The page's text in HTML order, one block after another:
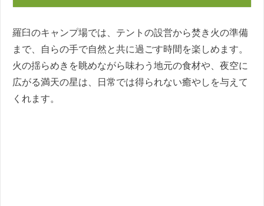
羅臼のキャンプ場では、テントの設営から焚き火の準備
まで、自らの手で自然と共に過ごす時間を楽しめます。
火の揺らめきを眺めながら味わう地元の食材や、夜空に
広がる満天の星は、日常では得られない癒やしを与えて
くれます。